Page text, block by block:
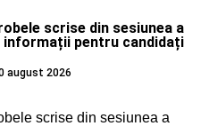
scrise din sesiunea a
informații pentru candidați
august 2026
scrise din sesiunea a